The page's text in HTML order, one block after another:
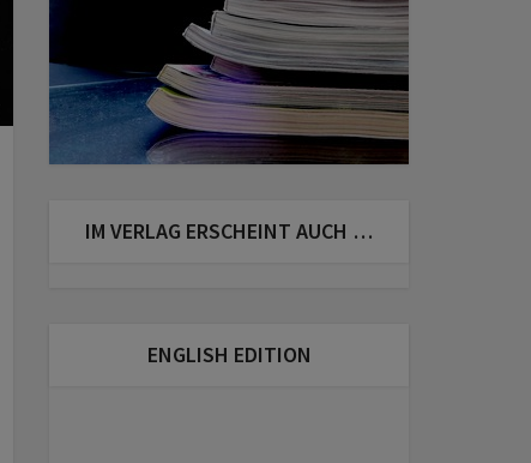
IM VERLAG ERSCHEINT AUCH …
ENGLISH EDITION